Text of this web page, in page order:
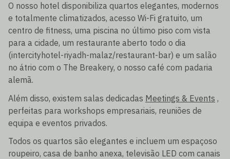
O nosso hotel disponibiliza quartos elegantes, modernos
e totalmente climatizados, acesso Wi-Fi gratuito, um
centro de fitness, uma piscina no último piso com vista
para a cidade, um restaurante aberto todo o dia
(intercityhotel-riyadh-malaz/restaurant-bar) e um salão
no átrio com o The Breakery, o nosso café com padaria
alemã.
Além disso, existem salas dedicadas Meetings & Events ,
perfeitas para workshops empresariais, reuniões de
equipa e eventos privados.
Todos os quartos são elegantes e incluem um espaçoso
roupeiro, casa de banho anexa, televisão LED com canais